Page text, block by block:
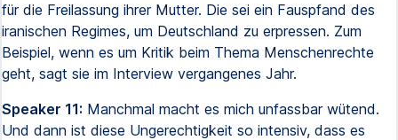
für die Freilassung ihrer Mutter. Die sei ein Fauspfand des
iranischen Regimes, um Deutschland zu erpressen. Zum
Beispiel, wenn es um Kritik beim Thema Menschenrechte
geht, sagt sie im Interview vergangenes Jahr.
Speaker 11: Manchmal macht es mich unfassbar wütend.
Und dann ist diese Ungerechtigkeit so intensiv, dass es